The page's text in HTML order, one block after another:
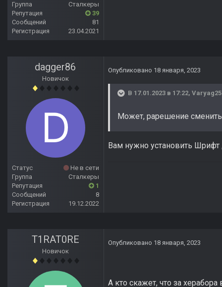
Группа
Сталкеры
Репутация
39
Сообщений
81
Регистрация
23.04.2021
dagger86
Новичок
Статус
Не в сети
Группа
Сталкеры
Репутация
1
Сообщений
8
Регистрация
19.12.2022
Опубликовано 18 января, 2023
В 17.01.2023 в 17:22, Varyag25
Может, рарешение
Вам нужно установить
T1RAT0RE
Новичок
Опубликовано 18 января, 2023
А кто скажет, что за